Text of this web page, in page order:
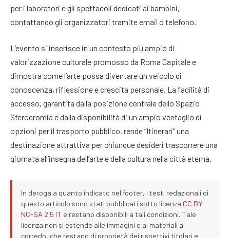
per i laboratori e gli spettacoli dedicati ai bambini,
contattando gli organizzatori tramite email o telefono.
L’evento si inserisce in un contesto più ampio di
valorizzazione culturale promosso da Roma Capitale e
dimostra come l’arte possa diventare un veicolo di
conoscenza, riflessione e crescita personale. La facilità di
accesso, garantita dalla posizione centrale dello Spazio
Sferocromia e dalla disponibilità di un ampio ventaglio di
opzioni per il trasporto pubblico, rende “Itinerari” una
destinazione attrattiva per chiunque desideri trascorrere una
giornata all’insegna dell’arte e della cultura nella città eterna.
In deroga a quanto indicato nel footer, i testi redazionali di
questo articolo sono stati pubblicati sotto licenza CC BY-
NC-SA 2.5 IT e restano disponibili a tali condizioni. Tale
licenza non si estende alle immagini e ai materiali a
corredo, che restano di proprietà dei rispettivi titolari e